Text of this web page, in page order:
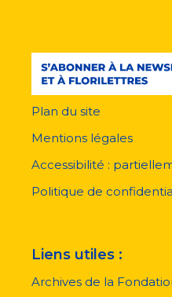
pied
page
Plan du site
Mentions légales
Accessibilité :
Politique de
Liens utiles :
Archives de la